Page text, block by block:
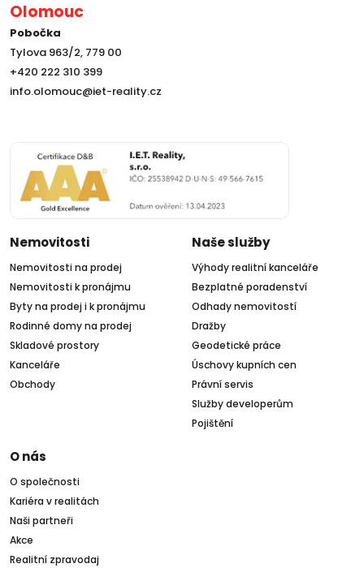
Olomouc
Pobočka
Tylova 963/2, 779 00
+420 222 310 399
info.olomouc@iet-reality.cz
Nemovitosti
Nemovitosti na prodej
Nemovitosti k pronájmu
Byty na prodej i k pronájmu
Rodinné domy na prodej
Skladové prostory
Kanceláře
Obchody
Naše služby
Výhody realitní kanceláře
Bezplatné poradenství
Odhady nemovitostí
Dražby
Geodetické práce
Úschovy kupních cen
Právní servis
Služby developerům
Pojištění
O nás
O společnosti
Kariéra v realitách
Naši partneři
Akce
Realitní zpravodaj